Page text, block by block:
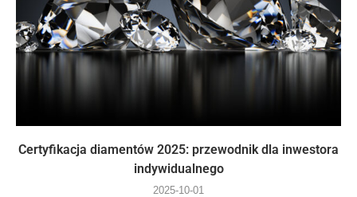
Certyfikacja diamentów 2025: przewodnik dla inwestora
indywidualnego
2025-10-01